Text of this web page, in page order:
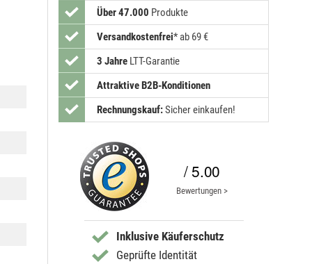
Über 47.000 Produkte
Versandkostenfrei* ab 69 €
3 Jahre LTT-Garantie
Attraktive B2B-Konditionen
Rechnungskauf:Sicher einkaufen!
/ 5.00
Bewertungen >
Inklusive Käuferschutz
Geprüfte Identität